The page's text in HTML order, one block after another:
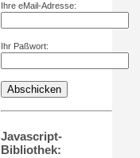
Ihre eMail-Adresse:
Ihr Paßwort:
Javascript-
Bibliothek: